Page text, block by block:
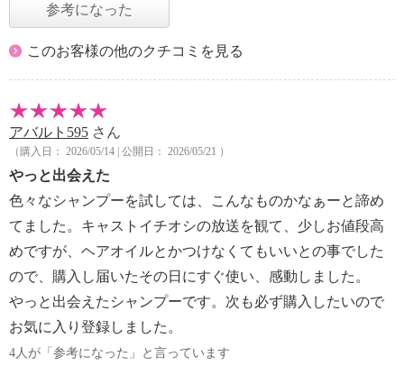
参考になった
このお客様の他のクチコミを見る
アバルト595 さん
（購入日： 2026/05/14 | 公開日： 2026/05/21 ）
やっと出会えた
色々なシャンプーを試しては、こんなものかなぁーと諦め
てました。キャストイチオシの放送を観て、少しお値段高
めですが、ヘアオイルとかつけなくてもいいとの事でした
ので、購入し届いたその日にすぐ使い、感動しました。
やっと出会えたシャンプーです。次も必ず購入したいので
お気に入り登録しました。
4人が「参考になった」と言っています